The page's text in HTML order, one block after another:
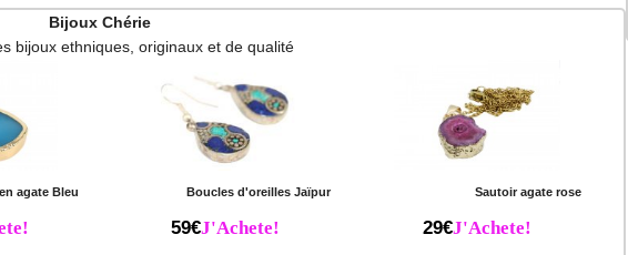
Bijoux Chérie
bijoux ethniques, originaux et de qualité
agate Bleu Boucles d'oreilles Jaïpur
59€J'Achete!
Sautoir agate rose
29€J'Achete!